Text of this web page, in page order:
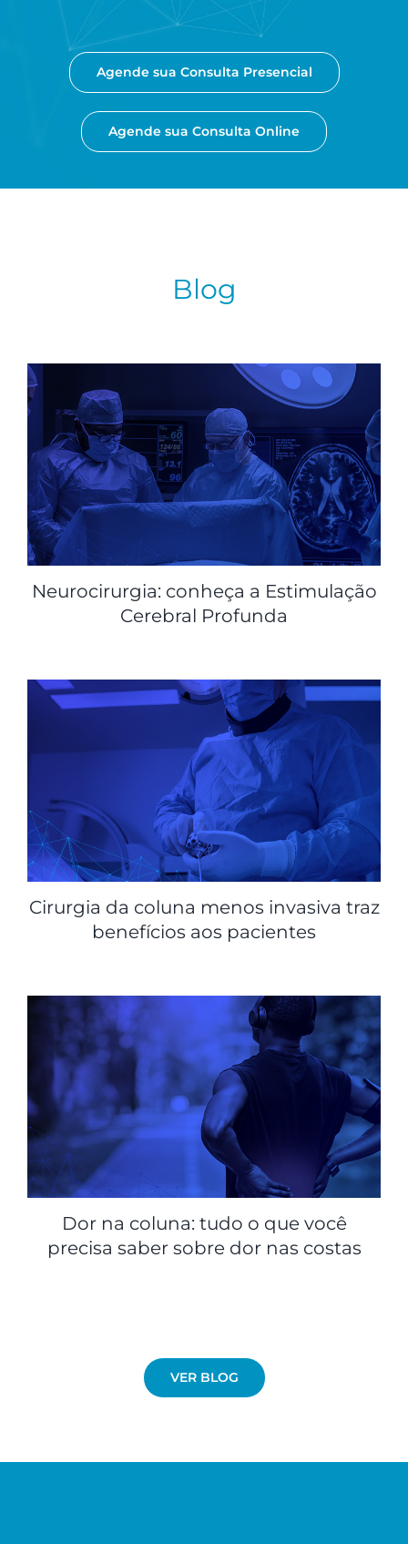
Agende sua Consulta Presencial
Agende sua Consulta Online
Blog
Neurocirurgia: conheça a Estimulação
Cerebral Profunda
Cirurgia da coluna menos invasiva traz
benefícios aos pacientes
Dor na coluna: tudo o que você
precisa saber sobre dor nas costas
VER BLOG